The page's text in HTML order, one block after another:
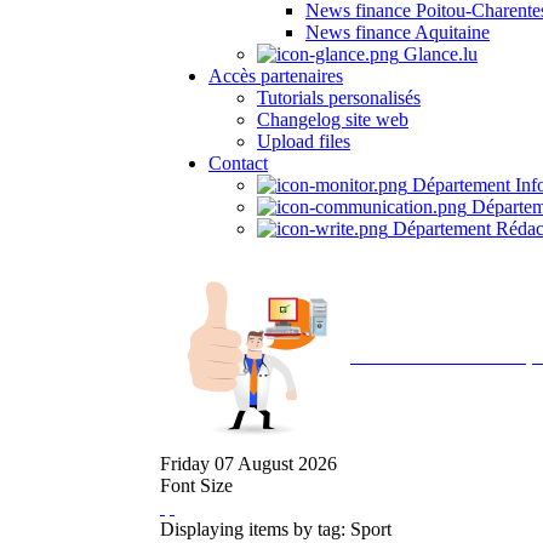
News finance Poitou-
News finance Aquitaine
Glance.lu
Accès partenaires
Tutorials personalisés
Changelog site web
Upload files
Contact
Département
Département
Friday 07 August 2026
Font Size
Displaying items by tag: Sport